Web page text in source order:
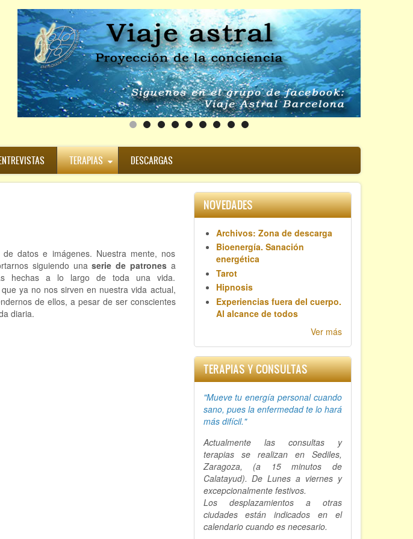
TERAPIAS DESCARGAS
datos e imágenes. Nuestra mente, nos
siguiendo unaserie de patrones a
hechas a lo largo de toda una vida.
que ya no nos sirven en nuestra vida actual,
de ellos, a pesar de ser conscientes
diaria.
NOVEDADES
Archivos: Zona de descarga
Bioenergía. Sanación
energética
Tarot
Hipnosis
Experiencias fuera del cuerpo.
Al alcance de todos
Ver más
TERAPIAS Y CONSULTAS
"Mueve tu energía personal cuando
sano, pues la enfermedad te lo hará
más difícil."
Actualmente las consultas y
terapias se realizan en Sediles,
Zaragoza, (a 15 minutos de
Calatayud). De Lunes a viernes y
excepcionalmente festivos.
Los desplazamientos a otras
ciudades están indicados en el
calendario cuando es necesario.